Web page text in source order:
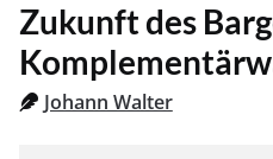
Zukunft des
Johann Walter